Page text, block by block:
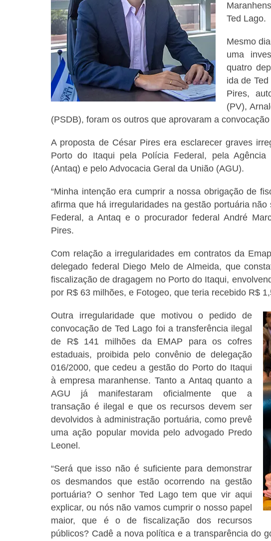
Ted Lago.
Mesmo
uma
quatro
ida de
Pires,
(PV),
(PSDB), foram os outros que aprovaram a
A proposta de César Pires era esclarecer graves
Porto do Itaqui pela Polícia Federal, pela Agência
(Antaq) e pelo Advocacia Geral da União (AGU).
“Minha intenção era cumprir a nossa obrigação de
afirma que há irregularidades na gestão portuária
Federal, a Antaq e o procurador federal André
Pires.
Com relação a irregularidades em contratos da
delegado federal Diego Melo de Almeida, que
fiscalização de dragagem no Porto do Itaqui,
por R$ 63 milhões, e Fotogeo, que teria recebido R$
Outra irregularidade que motivou o pedido de
convocação de Ted Lago foi a transferência ilegal
de R$ 141 milhões da EMAP para os cofres
estaduais, proibida pelo convênio de delegação
016/2000, que cedeu a gestão do Porto do Itaqui
à empresa maranhense. Tanto a Antaq quanto a
AGU já manifestaram oficialmente que a
transação é ilegal e que os recursos devem ser
devolvidos à administração portuária, como prevê
uma ação popular movida pelo advogado Predo
Leonel.
“Será que isso não é suficiente para demonstrar
os desmandos que estão ocorrendo na gestão
portuária? O senhor Ted Lago tem que vir aqui
explicar, ou nós não vamos cumprir o nosso papel
maior, que é o de fiscalização dos recursos
públicos? Cadê a nova política e a transparência do